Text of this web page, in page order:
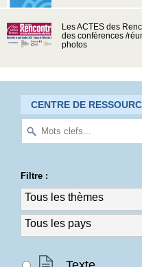
Les ACTES des
des conférences /
photos
CENTRE DE
Filtre :